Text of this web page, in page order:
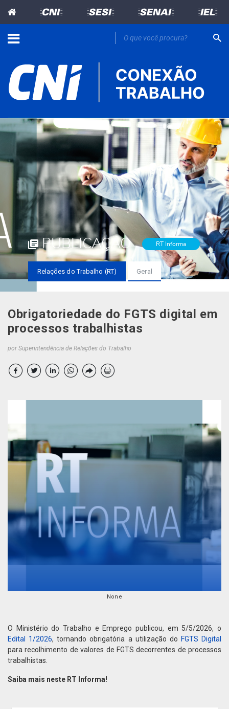
=CNI= =SESI= =SENAI= =IEL=
PUBLICAÇÃO RT Informa
Relações do Trabalho (RT) Geral
Obrigatoriedade do FGTS digital em
processos trabalhistas
por Superintendência de Relações do Trabalho
None
O Ministério do Trabalho e Emprego publicou, em 5/5/2026, o
Edital 1/2026, tornando obrigatória a utilização do FGTS Digital
para recolhimento de valores de FGTS decorrentes de processos
trabalhistas.
Saiba mais neste RT Informa!